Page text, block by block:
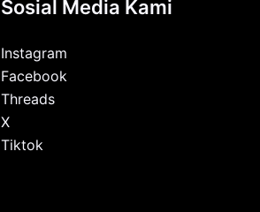
Sosial Media Kami
Instagram
Facebook
Threads
X
Tiktok